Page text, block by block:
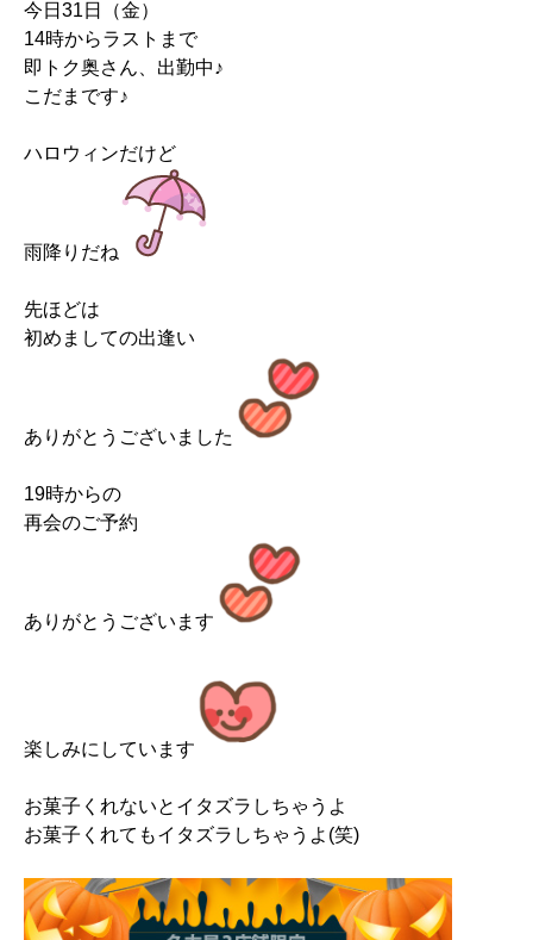
今日31日（金）
14時からラストまで
即トク奥さん、出勤中♪
こだまです♪
ハロウィンだけど
雨降りだね
先ほどは
初めましての出逢い
ありがとうございました
19時からの
再会のご予約
ありがとうございます
楽しみにしています
お菓子くれないとイタズラしちゃうよ
お菓子くれてもイタズラしちゃうよ(笑)